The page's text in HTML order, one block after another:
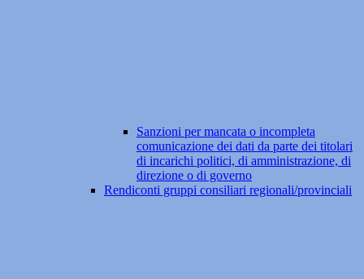
Sanzioni per mancata o incompleta
comunicazione dei dati da parte dei titolari
di incarichi politici, di amministrazione, di
direzione o di governo
Rendiconti gruppi consiliari regionali/provinciali